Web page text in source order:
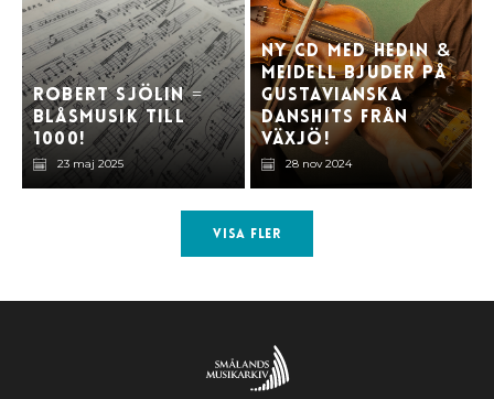
Robert Sjölin =
blåsmusik till
1000!
23 maj 2025
Ny cd med Hedin&
Meidell bjuder på
gustavianska
danshits från
Växjö!
28 nov 2024
Visa fler